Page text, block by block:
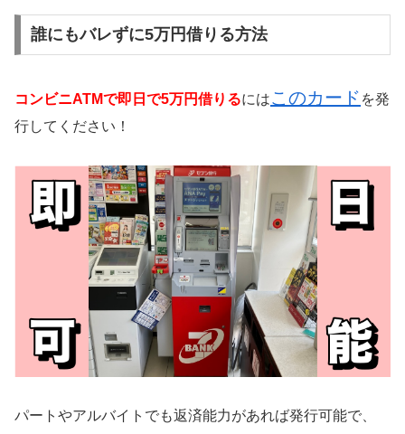
誰にもバレずに5万円借りる方法
コンビニATMで即日で5万円借りるにはこのカード を発
行してください！
パートやアルバイトでも返済能力があれば発行可能で、